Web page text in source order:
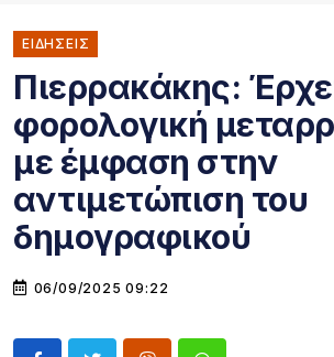
ΕΙΔΗΣΕΙΣ
Πιερρακάκης:
φορολογική
με έμφαση στην
αντιμετώπιση του
δημογραφικού
06/09/2025 09:22